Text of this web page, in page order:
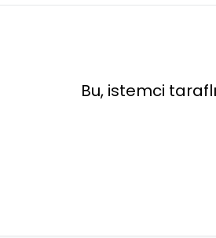
Bu, istemci